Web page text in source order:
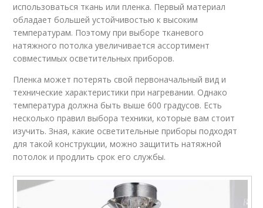
использоваться ткань или пленка. Первый материал
обладает большей устойчивостью к высоким
температурам. Поэтому при выборе тканевого
натяжного потолка увеличивается ассортимент
совместимых осветительных приборов.
Пленка может потерять свой первоначальный вид и
технические характеристики при нагревании. Однако
температура должна быть выше 600 градусов. Есть
несколько правил выбора техники, которые вам стоит
изучить. Зная, какие осветительные приборы подходят
для такой конструкции, можно защитить натяжной
потолок и продлить срок его службы.